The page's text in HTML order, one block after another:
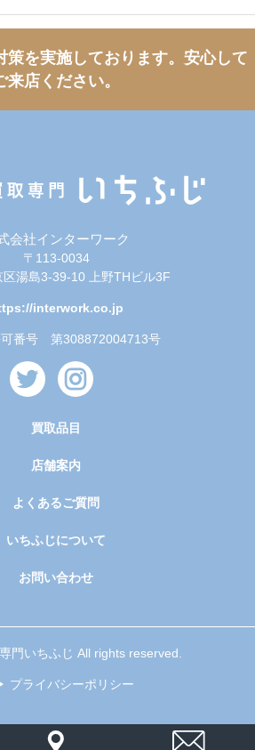
を実施しております。 安心して
来店ください。
会社インターワーク
〒113-0034
区湯島3-39-10 上野THビル3F
interwork.co.jp
可番号 第308872004713号
買取品目
店舗案内
よくあるご質問
いちふじについて
お問い合わせ
門いちふじ All rights reserved.
プライバシーポリシー